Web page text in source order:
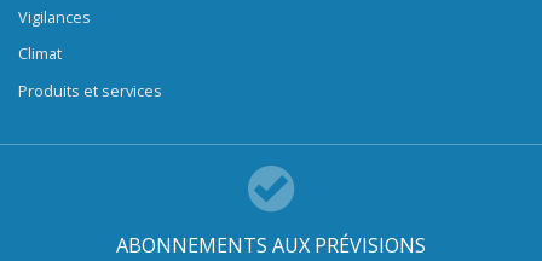
Vigilances
Climat
Produits et services
ABONNEMENTS AUX PRÉVISIONS